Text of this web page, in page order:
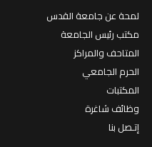
لمحة عن جامعة القدس
مكتب رئيس الجامعة
المتاحف والمراكز
الحرم الجامعي
المكتبات
وظائف شاغرة
إتـصل بنا